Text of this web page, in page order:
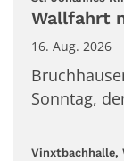
Wallfahrt
16. Aug. 2026
Sonntag,
Vinxtbachhalle,